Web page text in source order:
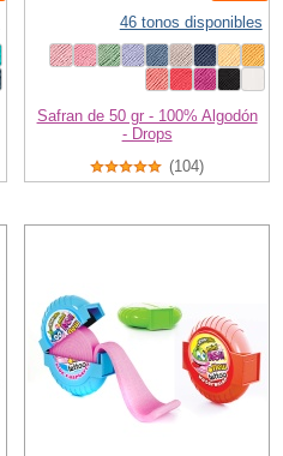
46 tonos disponibles
Safran de 50 gr - 100% Algodón
- Drops
(104)